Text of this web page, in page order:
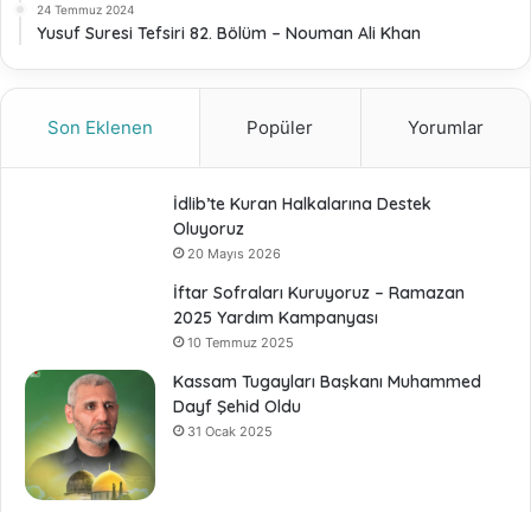
24 Temmuz 2024
Yusuf Suresi Tefsiri 82. Bölüm – Nouman Ali Khan
Son Eklenen Popüler Yorumlar
İdlib’te Kuran Halkalarına Destek
Oluyoruz
20 Mayıs 2026
İftar Sofraları Kuruyoruz – Ramazan
2025 Yardım Kampanyası
10 Temmuz 2025
Kassam Tugayları Başkanı Muhammed
Dayf Şehid Oldu
31 Ocak 2025